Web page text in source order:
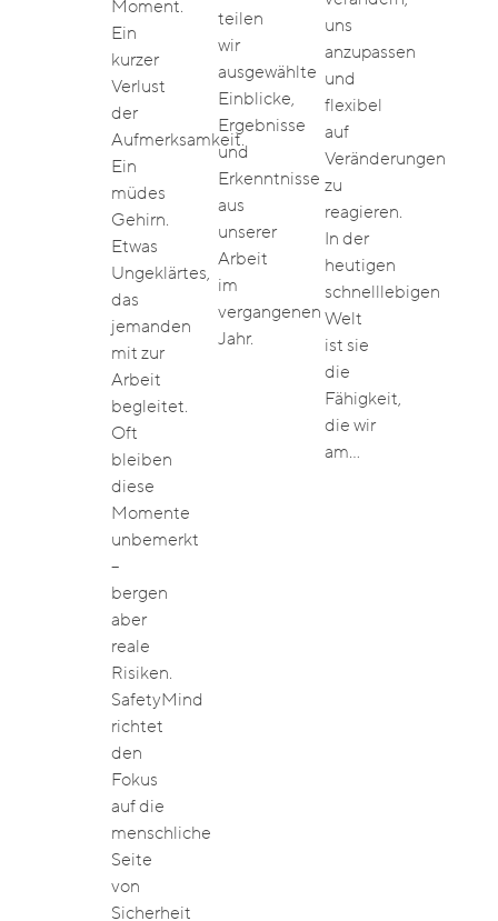
Moment.
Ein
kurzer
Verlust
der
Aufmerksamkeit.
Ein
müdes
Gehirn.
Etwas
Ungeklärtes,
das
jemanden
mit zur
Arbeit
begleitet.
Oft
bleiben
diese
Momente
unbemerkt
–
bergen
aber
reale
Risiken.
SafetyMind
richtet
den
Fokus
auf die
menschliche
Seite
von
Sicherheit
teilen
wir
ausgewählte
Einblicke,
Ergebnisse
und
Erkenntnisse
aus
unserer
Arbeit
im
vergangenen
Jahr.
uns
anzupassen
und
flexibel
auf
Veränderungen
zu
reagieren.
In der
heutigen
schnelllebigen
Welt
ist sie
die
Fähigkeit,
die wir
am…